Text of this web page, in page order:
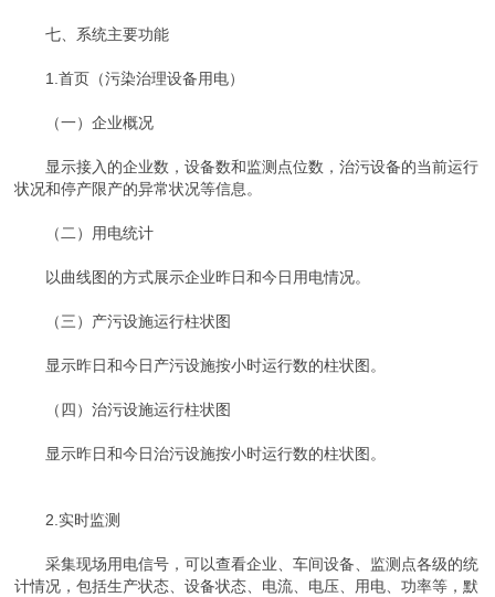
七、系统主要功能
1.首页（污染治理设备用电）
（一）企业概况
显示接入的企业数，设备数和监测点位数，治污设备的当前运行
状况和停产限产的异常状况等信息。
（二）用电统计
以曲线图的方式展示企业昨日和今日用电情况。
（三）产污设施运行柱状图
显示昨日和今日产污设施按小时运行数的柱状图。
（四）治污设施运行柱状图
显示昨日和今日治污设施按小时运行数的柱状图。
2.实时监测
采集现场用电信号，可以查看企业、车间设备、监测点各级的统
计情况，包括生产状态、设备状态、电流、电压、用电、功率等，默